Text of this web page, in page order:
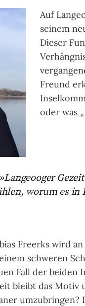
Auf
seinem
Dieser
Freund
oder was
worum es in
Freerks wird
schweren
Fall der beiden
bleibt das
umzubringen?